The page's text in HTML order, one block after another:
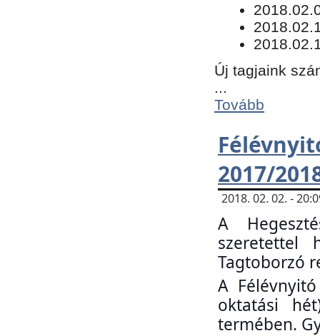
Új tagjaink
Tovább
2017/
2018. 02. 02. -
A
szeretettel
Tagtoborzó
A
oktatási
termében.